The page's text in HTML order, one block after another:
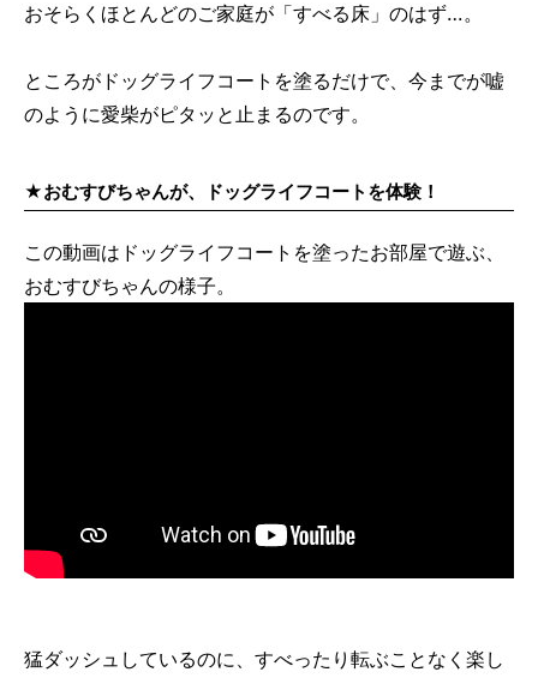
おそらくほとんどのご家庭が「すべる床」のはず…。
ところがドッグライフコートを塗るだけで、今までが嘘
のように愛柴がピタッと止まるのです。
★おむすびちゃんが、ドッグライフコートを体験！
この動画はドッグライフコートを塗ったお部屋で遊ぶ、
おむすびちゃんの様子。
猛ダッシュしているのに、すべったり転ぶことなく楽し